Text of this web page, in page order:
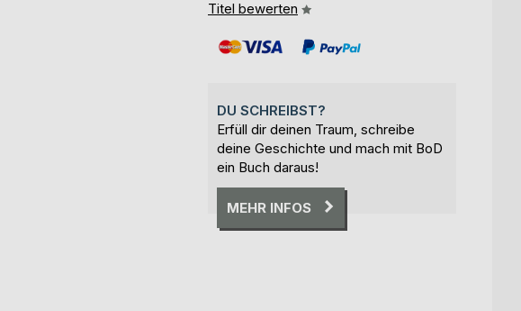
Titel bewerten
DU SCHREIBST?
Erfüll dir deinen Traum, schreibe
deine Geschichte und mach mit BoD
ein Buch daraus!
MEHR INFOS